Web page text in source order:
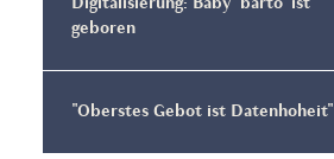
Digitalisierung: Baby "barto" ist
geboren
"Oberstes Gebot ist Datenhoheit"